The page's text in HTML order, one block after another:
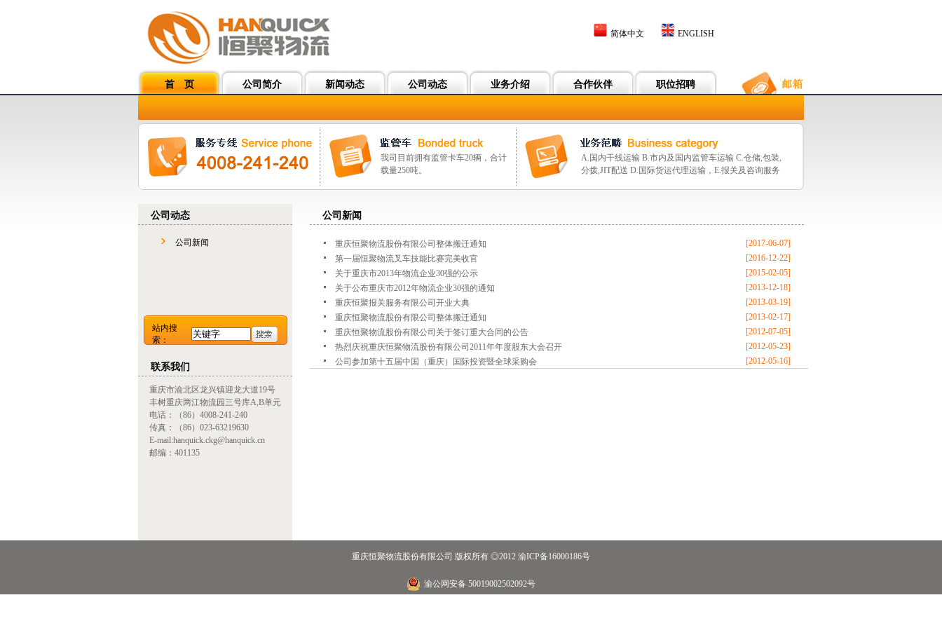
简体中文 ENGLISH
首 页 公司简介 新闻动态 公司动态 业务介绍 合作伙伴 职位招聘
我司目前拥有监管卡车20辆，合计
载量250吨。
A.国内干线运输 B.市内及国内监管车运输 C.仓储,包装,
分拨,JIT配送 D.国际货运代理运输，E.报关及咨询服务
公司动态
公司新闻
站内搜
索：
联系我们
重庆市渝北区龙兴镇迎龙大道19号
丰树重庆两江物流园三号库A,B单元
电话：（86）4008-241-240
传真：（86）023-63219630
E-mail:hanquick.ckg@hanquick.cn
邮编：401135
公司新闻
重庆恒聚物流股份有限公司整体搬迁通知
[2017-06-07]
第一届恒聚物流叉车技能比赛完美收官
[2016-12-22]
关于重庆市2013年物流企业30强的公示
[2015-02-05]
关于公布重庆市2012年物流企业30强的通知
[2013-12-18]
重庆恒聚报关服务有限公司开业大典
[2013-03-19]
重庆恒聚物流股份有限公司整体搬迁通知
[2013-02-17]
重庆恒聚物流股份有限公司关于签订重大合同的公告
[2012-07-05]
热烈庆祝重庆恒聚物流股份有限公司2011年年度股东大会召开
[2012-05-23]
公司参加第十五届中国（重庆）国际投资暨全球采购会
[2012-05-16]
重庆恒聚物流股份有限公司 版权所有 ◎2012 渝ICP备16000186号
渝公网安备 50019002502092号